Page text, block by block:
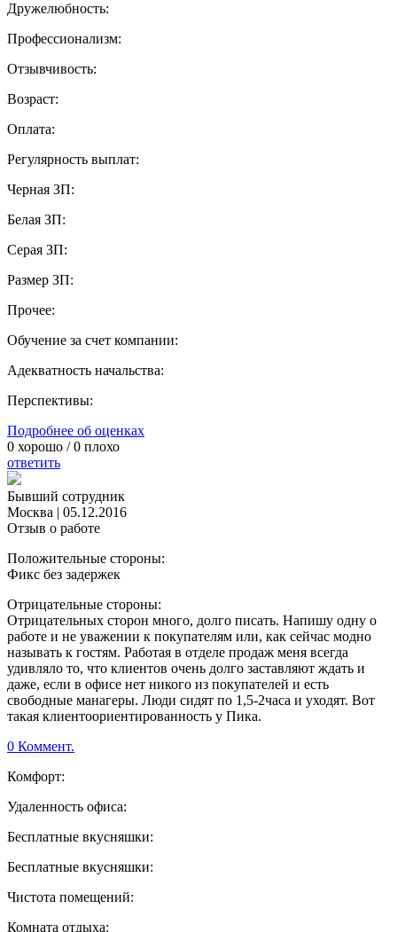
Дружелюбность:
Профессионализм:
Отзывчивость:
Возраст:
Оплата:
Регулярность выплат:
Черная ЗП:
Белая ЗП:
Серая ЗП:
Размер ЗП:
Прочее:
Обучение за счет компании:
Адекватность начальства:
Перспективы:
Подробнее об оценках
0 хорошо /0 плохо
ответить
Бывший сотрудник
Москва | 05.12.2016
Отзыв о работе
Положительные стороны:
Фикс без задержек
Отрицательные стороны:
Отрицательных сторон много, долго писать. Напишу одну о
работе и не уважении к покупателям или, как сейчас модно
называть к гостям. Работая в отделе продаж меня всегда
удивляло то, что клиентов очень долго заставляют ждать и
даже, если в офисе нет никого из покупателей и есть
свободные манагеры. Люди сидят по 1,5-2часа и уходят. Вот
такая клиентоориентированность у Пика.
0 Коммент.
Комфорт:
Удаленность офиса:
Бесплатные вкусняшки:
Бесплатные вкусняшки:
Чистота помещений:
Комната отдыха: